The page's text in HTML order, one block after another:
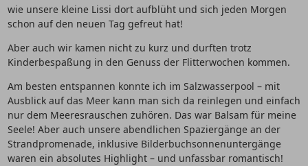
wie unsere kleine Lissi dort aufblüht und sich jeden Morgen
schon auf den neuen Tag gefreut hat!
Aber auch wir kamen nicht zu kurz und durften trotz
Kinderbespaßung in den Genuss der Flitterwochen kommen.
Am besten entspannen konnte ich im Salzwasserpool – mit
Ausblick auf das Meer kann man sich da reinlegen und einfach
nur dem Meeresrauschen zuhören. Das war Balsam für meine
Seele! Aber auch unsere abendlichen Spaziergänge an der
Strandpromenade, inklusive Bilderbuchsonnenuntergänge
waren ein absolutes Highlight – und unfassbar romantisch!